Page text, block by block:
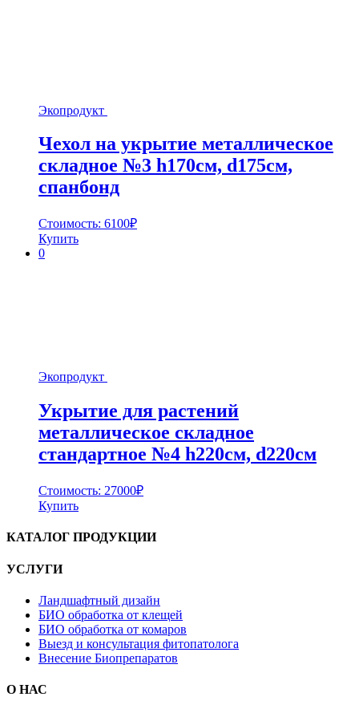
Экопродукт
Чехол на укрытие металлическое
складное №3 h170cм, d175см,
спанбонд
Стоимость: 6100₽
Купить
0
Экопродукт
Укрытие для растений
металлическое складное
стандартное №4 h220cм, d220cм
Стоимость: 27000₽
Купить
КАТАЛОГ ПРОДУКЦИИ
УСЛУГИ
Ландшафтный дизайн
БИО обработка от клещей
БИО обработка от комаров
Выезд и консультация фитопатолога
Внесение Биопрепаратов
О НАС